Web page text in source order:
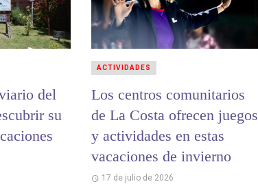
del
su
Los centros comunitarios
de La Costa ofrecen juegos
y actividades en estas
vacaciones de invierno
17 de julio de 2026
ACTIVIDADES